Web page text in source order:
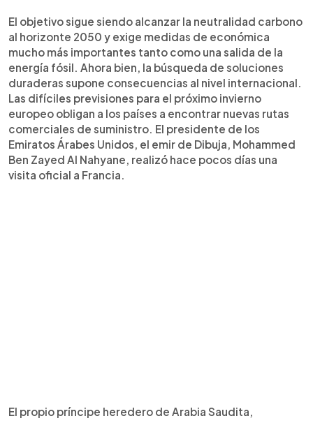
El objetivo sigue siendo alcanzar la neutralidad carbono
al horizonte 2050 y exige medidas de económica
mucho más importantes tanto como una salida de la
energía fósil. Ahora bien, la búsqueda de soluciones
duraderas supone consecuencias al nivel internacional.
Las difíciles previsiones para el próximo invierno
europeo obligan a los países a encontrar nuevas rutas
comerciales de suministro. El presidente de los
Emiratos Árabes Unidos, el emir de Dibuja, Mohammed
Ben Zayed Al Nahyane, realizó hace pocos días una
visita oficial a Francia.
El propio príncipe heredero de Arabia Saudita,